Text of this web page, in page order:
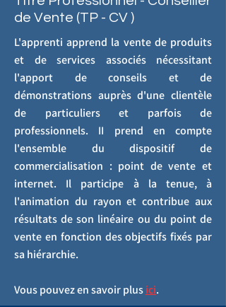
de Vente (TP - CV )
L'apprenti apprend la vente de produits
et de services associés nécessitant
l'apport de conseils et de
démonstrations auprès d'une clientèle
de particuliers et parfois de
professionnels. II prend en compte
l'ensemble du dispositif de
commercialisation : point de vente et
internet. Il participe à la tenue, à
l'animation du rayon et contribue aux
résultats de son linéaire ou du point de
vente en fonction des objectifs fixés par
sa hiérarchie.
Vous pouvez en savoir plusici.